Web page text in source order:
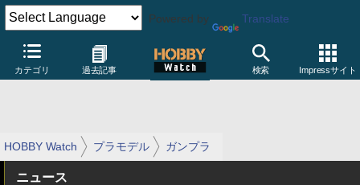
Powered by Translate
カテゴリ 過去記事 検索 Impressサイト
HOBBY Watch プラモデル ガンプラ
ニュース